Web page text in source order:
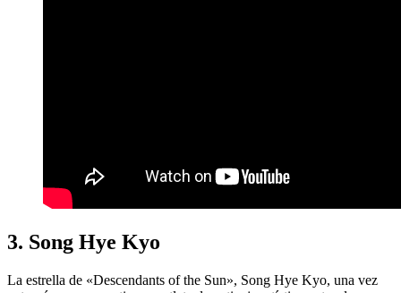
3. Song Hye Kyo
La estrella de «Descendants of the Sun», Song Hye Kyo, una vez